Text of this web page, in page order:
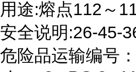
用途:熔点112～
安全说明:26-45-
危险品运输编号